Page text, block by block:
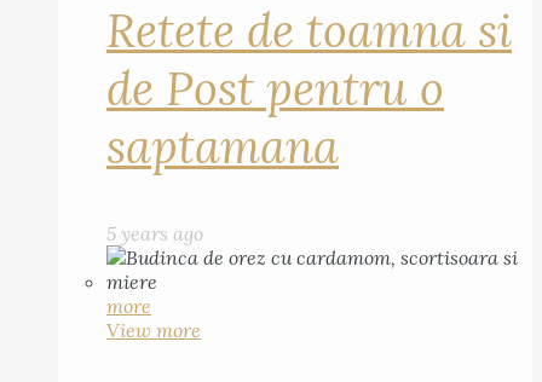
Retete de toamna si
de Post pentru o
saptamana
5 years ago
more
View more